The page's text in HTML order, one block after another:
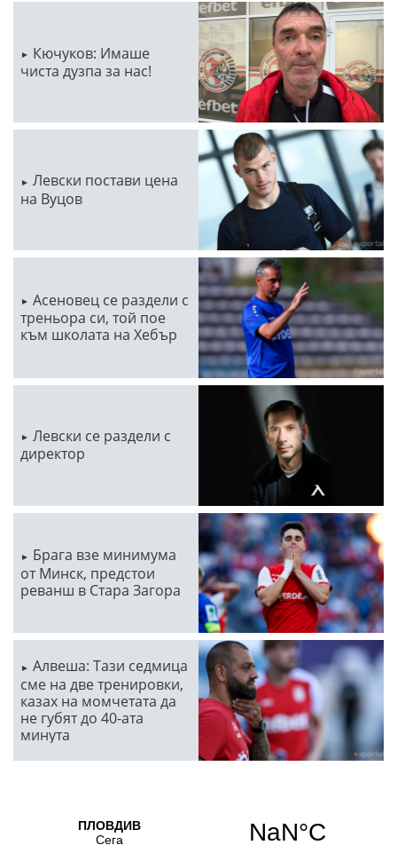
Кючуков: Имаше
чиста дузпа за нас!
Левски постави цена
на Вуцов
Асеновец се раздели с
треньора си, той пое
към школата на Хебър
Левски се раздели с
директор
Брага взе минимума
от Минск, предстои
реванш в Стара Загора
Алвеша: Тази седмица
сме на две тренировки,
казах на момчетата да
не губят до 40-ата
минута